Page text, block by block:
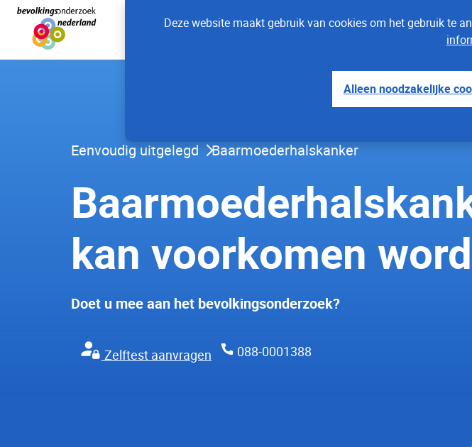
Deze website maakt gebruik van cookies om het gebruik te
Alleen noodzakelijke
Eenvoudig uitgelegd Baarmoederhalskanker
kan voorkomen
Doet u mee aan het bevolkingsonderzoek?
Zelftest aanvragen 088-0001388